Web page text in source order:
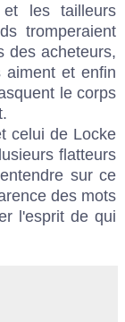
les tailleurs
tromperaient
des acheteurs,
aiment et enfin
le corps
celui de Locke
flatteurs
sur ce
des mots
l'esprit de qui